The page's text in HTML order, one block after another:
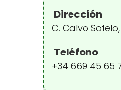
Dirección
C. Calvo
Teléfono
+34 669 45 65